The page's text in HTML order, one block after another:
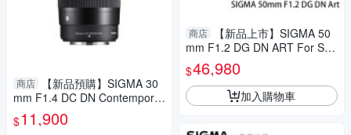
商店
【新品預購】SIGMA 30
mm F1.4 DC DN Contemporar
y for Nikon Z mount 恆伸公司
貨 免運 定焦 大光圈 雲海季
$11,900
商店
【新品上市】SIGMA 50
mm F1.2 DG DN ART For Son
y E mount 恆伸公司貨 德寶光
學 定焦 大光圈 人像
$46,980
加入購物車